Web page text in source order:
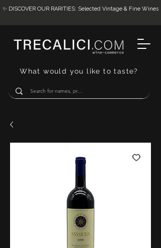
What would you like to taste?
✨ DISCOVER OUR RARITIES: Selected Vintage & Fine Wines